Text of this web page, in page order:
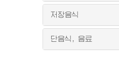
저장음식
단음식, 음료